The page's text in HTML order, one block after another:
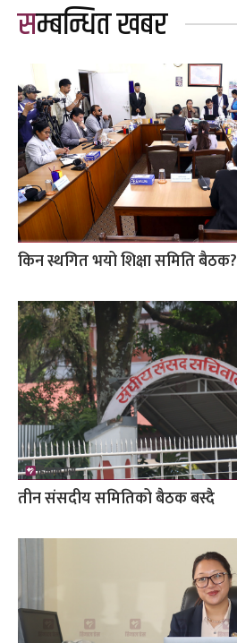
सम्बन्धित खबर
किन स्थगित भयो शिक्षा समिति बैठक?
तीन संसदीय समितिको बैठक बस्दै